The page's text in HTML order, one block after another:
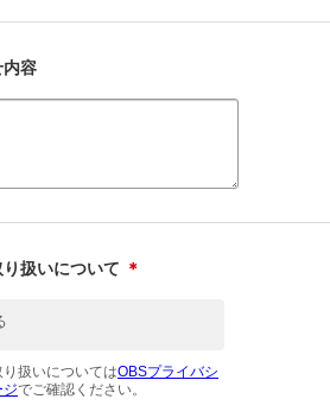
内容
扱いについて ＊
扱いについてはOBSプライバシ
ジでご確認ください。